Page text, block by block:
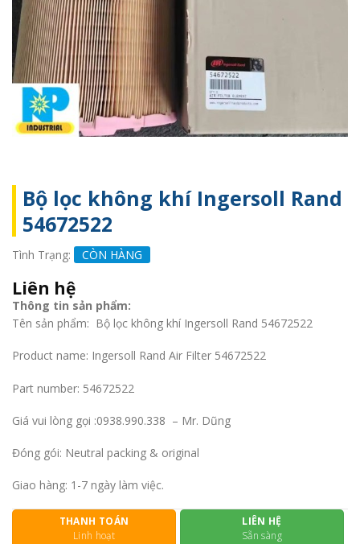
Bộ lọc không khí Ingersoll Rand
54672522
Tình Trạng: CÒN HÀNG
Liên hệ
Thông tin sản phẩm:
Tên sản phẩm: Bộ lọc không khí Ingersoll Rand 54672522
Product name: Ingersoll Rand Air Filter 54672522
Part number: 54672522
Giá vui lòng gọi :0938.990.338 – Mr. Dũng
Đóng gói: Neutral packing & original
Giao hàng: 1-7 ngày làm việc.
THANH TOÁN
Linh hoạt
LIÊN HỆ
Sẵn sàng